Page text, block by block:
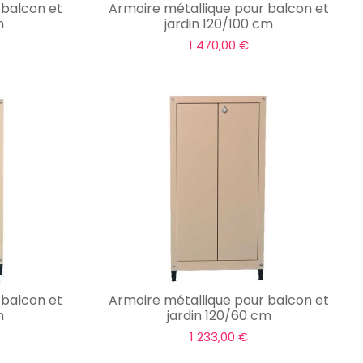
et
Armoire métallique pour balcon et
jardin 120/100 cm
1 470,00 €
et
Armoire métallique pour balcon et
jardin 120/60 cm
1 233,00 €